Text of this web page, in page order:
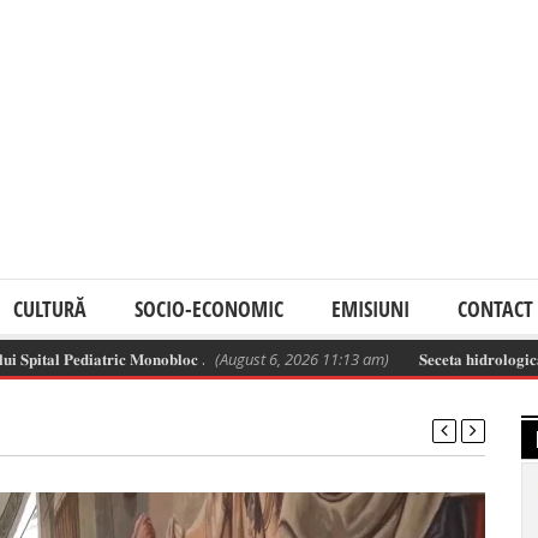
CULTURĂ SOCIO-ECONOMIC EMISIUNI CONTACT
𝐏𝐞𝐝𝐢𝐚𝐭𝐫𝐢𝐜 𝐌𝐨𝐧𝐨𝐛𝐥𝐨𝐜 . (August 6, 2026 11:13 am) 𝐒𝐞𝐜𝐞𝐭𝐚 𝐡𝐢𝐝𝐫𝐨𝐥𝐨𝐠𝐢𝐜𝐚̆ 𝐬𝐞